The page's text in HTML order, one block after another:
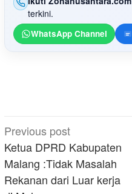
terkini.
WhatsApp Channel
Post
navigation
Previous post
Ketua DPRD Kabupaten
Malang :Tidak Masalah
Rekanan dari Luar kerja